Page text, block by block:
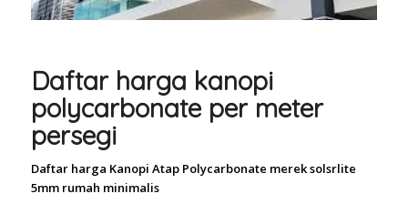
Daftar harga kanopi
polycarbonate per meter
persegi
Daftar harga Kanopi Atap Polycarbonate merek solsrlite
5mm rumah minimalis